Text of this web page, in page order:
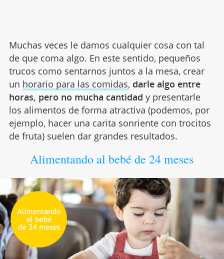
Muchas veces le damos cualquier cosa con tal
de que coma algo. En este sentido, pequeños
trucos como sentarnos juntos a la mesa, crear
un horario para las comidas, darle algo entre
horas, pero no mucha cantidad y presentarle
los alimentos de forma atractiva (podemos, por
ejemplo, hacer una carita sonriente con trocitos
de fruta) suelen dar grandes resultados.
Alimentando al bebé de 24 meses